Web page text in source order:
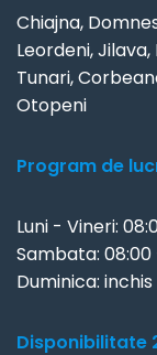
Chiajna,
Leordeni,
Tunari,
Otopeni
Program de
Luni - Vineri:
Sambata: 08:00
Duminica: inchis